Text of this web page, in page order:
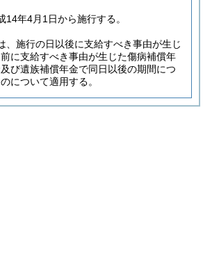
14年4月1日から施行する。
、施行の日以後に支給すべき事由が生じ
に支給すべき事由が生じた傷病補償年
び遺族補償年金で同日以後の期間につ
について適用する。